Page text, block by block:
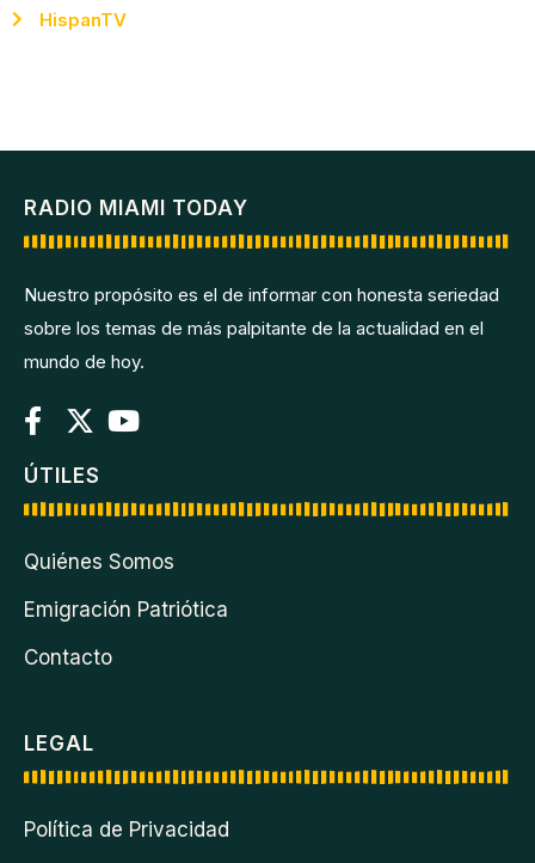
HispanTV
RADIO MIAMI TODAY
Nuestro propósito es el de informar con honesta seriedad
sobre los temas de más palpitante de la actualidad en el
mundo de hoy.
ÚTILES
Quiénes Somos
Emigración Patriótica
Contacto
LEGAL
Política de Privacidad